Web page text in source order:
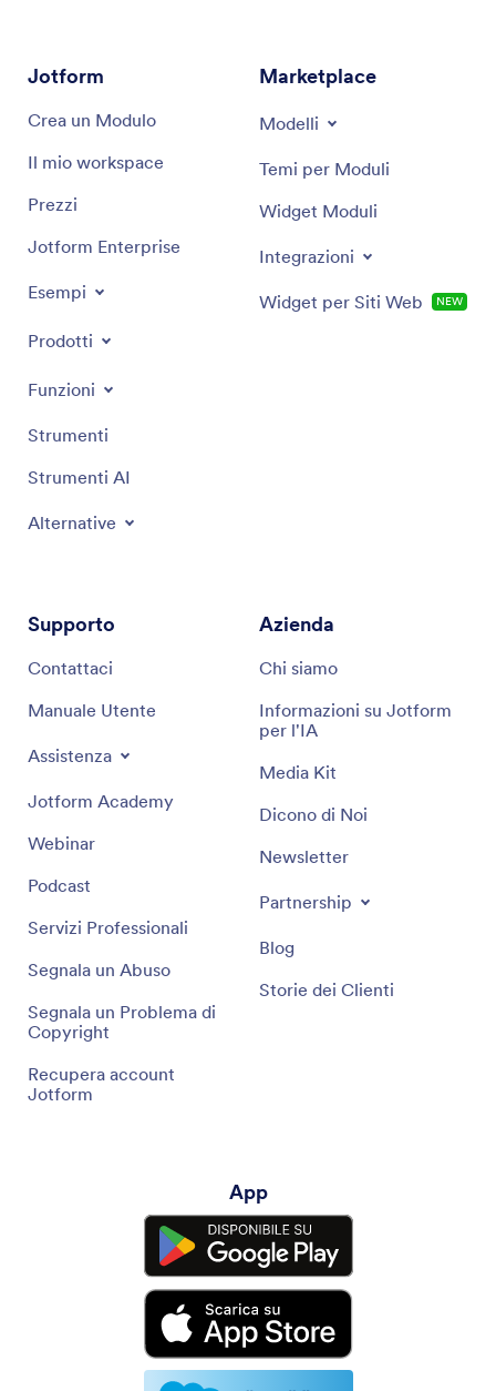
Jotform
Crea un Modulo
Il mio workspace
Prezzi
Jotform Enterprise
Esempi
Prodotti
Funzioni
Strumenti
Strumenti AI
Alternative
Marketplace
Modelli
Temi per Moduli
Widget Moduli
Integrazioni
Widget per Siti Web NEW
Supporto
Contattaci
Manuale Utente
Assistenza
Jotform Academy
Webinar
Podcast
Servizi Professionali
Segnala un Abuso
Segnala un Problema di
Copyright
Recupera account
Jotform
Azienda
Chi siamo
Informazioni su Jotform
per l'IA
Media Kit
Dicono di Noi
Newsletter
Partnership
Blog
Storie dei Clienti
App